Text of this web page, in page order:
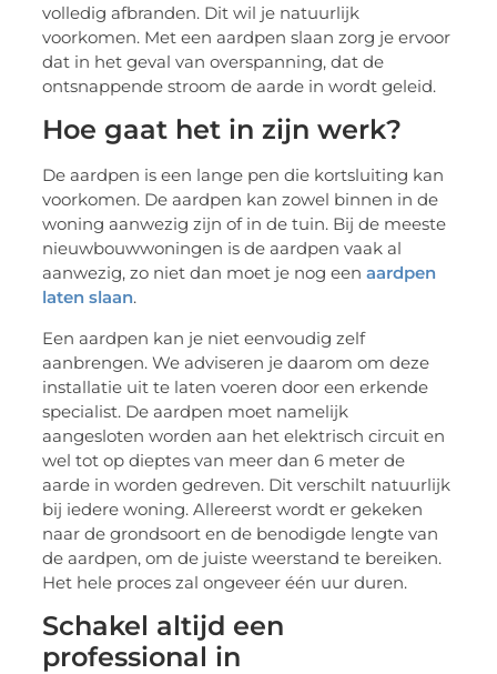
volledig afbranden. Dit wil je natuurlijk
voorkomen. Met een aardpen slaan zorg je ervoor
dat in het geval van overspanning, dat de
ontsnappende stroom de aarde in wordt geleid.
Hoe gaat het in zijn werk?
De aardpen is een lange pen die kortsluiting kan
voorkomen. De aardpen kan zowel binnen in de
woning aanwezig zijn of in de tuin. Bij de meeste
nieuwbouwwoningen is de aardpen vaak al
aanwezig, zo niet dan moet je nog eenaardpen
laten slaan.
Een aardpen kan je niet eenvoudig zelf
aanbrengen. We adviseren je daarom om deze
installatie uit te laten voeren door een erkende
specialist. De aardpen moet namelijk
aangesloten worden aan het elektrisch circuit en
wel tot op dieptes van meer dan 6 meter de
aarde in worden gedreven. Dit verschilt natuurlijk
bij iedere woning. Allereerst wordt er gekeken
naar de grondsoort en de benodigde lengte van
de aardpen, om de juiste weerstand te bereiken.
Het hele proces zal ongeveer één uur duren.
Schakel altijd een
professional in